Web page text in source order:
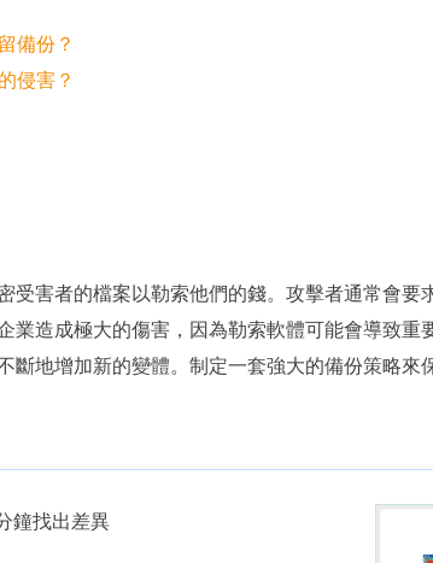
備份？
侵害？
受害者的檔案以勒索他們的錢。攻擊者通常會要
業造成極大的傷害，因為勒索軟體可能會導致重
斷地增加新的變體。制定一套強大的備份策略來
鐘找出差異